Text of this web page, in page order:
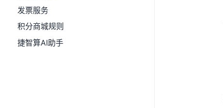
发票服务
积分商城规则
捷智算AI助手